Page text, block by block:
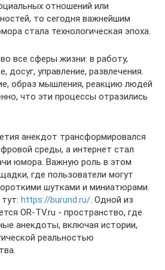
отношений или
то сегодня важнейшим
стала технологическая эпоха.
все сферы жизни: в работу,
досуг, управление, развлечения.
образ мышления, реакцию людей
что эти процессы отразились
анекдот трансформировался
среды, а интернет стал
юмора. Важную роль в этом
где пользователи могут
шутками и миниатюрами.
https://burund.ru/. Одной из
OR-TV.ru - пространство, где
анекдоты, включая истории,
реальностью